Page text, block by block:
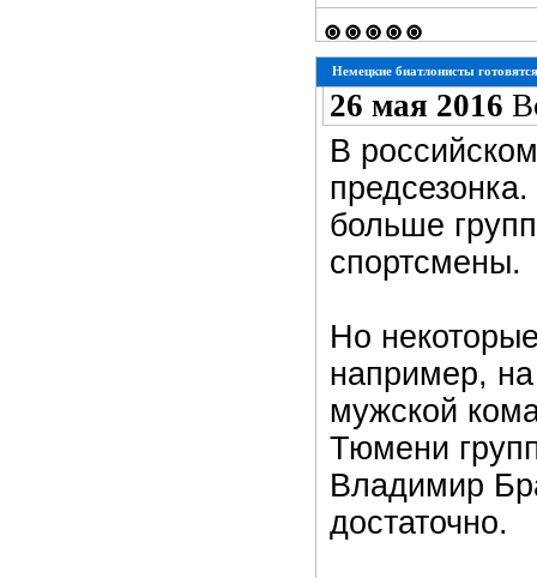
Немецкие биатлонисты
26 мая 2016
В
больше
спортсмены.
Но
например, на
мужской
Тюмени
Владимир
достаточно.